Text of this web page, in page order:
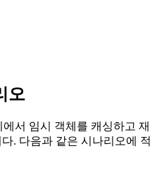
오
서 임시 객체를 캐싱하고 재
. 다음과 같은 시나리오에 적